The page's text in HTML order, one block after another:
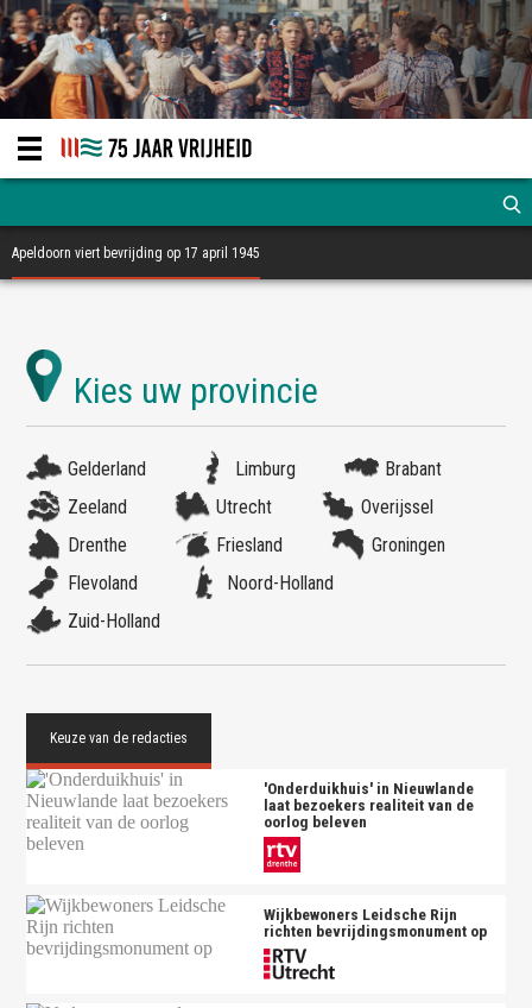
Apeldoorn viert bevrijding op 17 april 1945
Gelderland Limburg
Brabant
Zeeland
Utrecht
Overijssel
Drenthe
Friesland
Groningen
Flevoland
Noord-Holland
Zuid-Holland
'Onderduikhuis' in Nieuwlande
laat bezoekers realiteit van de
oorlog beleven
Wijkbewoners Leidsche Rijn
richten bevrijdingsmonument op